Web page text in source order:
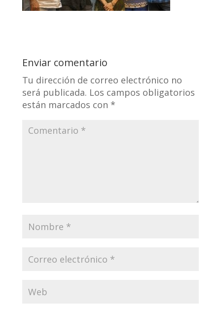
Enviar comentario
Tu dirección de correo electrónico no
será publicada. Los campos obligatorios
están marcados con *